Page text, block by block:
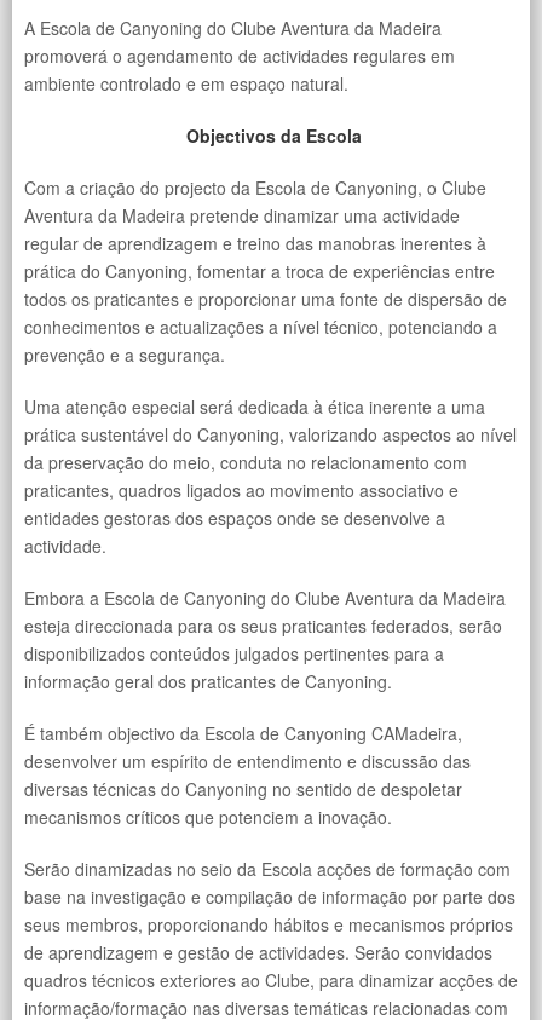
A Escola de Canyoning do Clube Aventura da Madeira
promoverá o agendamento de actividades regulares em
ambiente controlado e em espaço natural.
Objectivos da Escola
Com a criação do projecto da Escola de Canyoning, o Clube
Aventura da Madeira pretende dinamizar uma actividade
regular de aprendizagem e treino das manobras inerentes à
prática do Canyoning, fomentar a troca de experiências entre
todos os praticantes e proporcionar uma fonte de dispersão de
conhecimentos e actualizações a nível técnico, potenciando a
prevenção e a segurança.
Uma atenção especial será dedicada à ética inerente a uma
prática sustentável do Canyoning, valorizando aspectos ao nível
da preservação do meio, conduta no relacionamento com
praticantes, quadros ligados ao movimento associativo e
entidades gestoras dos espaços onde se desenvolve a
actividade.
Embora a Escola de Canyoning do Clube Aventura da Madeira
esteja direccionada para os seus praticantes federados, serão
disponibilizados conteúdos julgados pertinentes para a
informação geral dos praticantes de Canyoning.
É também objectivo da Escola de Canyoning CAMadeira,
desenvolver um espírito de entendimento e discussão das
diversas técnicas do Canyoning no sentido de despoletar
mecanismos críticos que potenciem a inovação.
Serão dinamizadas no seio da Escola acções de formação com
base na investigação e compilação de informação por parte dos
seus membros, proporcionando hábitos e mecanismos próprios
de aprendizagem e gestão de actividades. Serão convidados
quadros técnicos exteriores ao Clube, para dinamizar acções de
informação/formação nas diversas temáticas relacionadas com